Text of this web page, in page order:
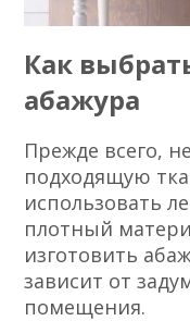
Как
абажура
Прежде всего,
подходящую
использовать
плотный
изготовить
зависит от
помещения.